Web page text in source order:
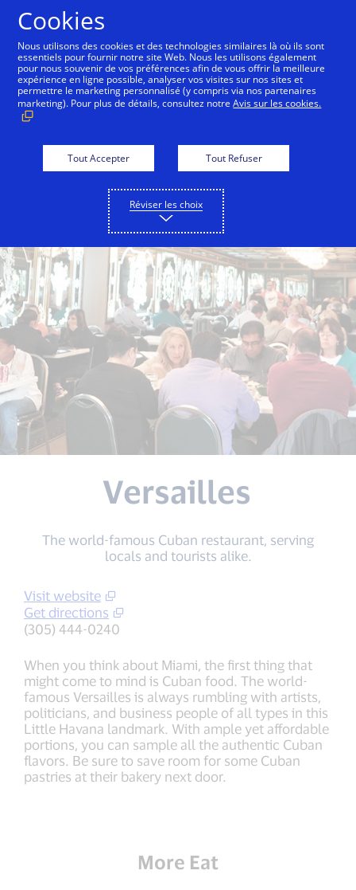
Back to City Guide Smith & Wollensky Lokal
Versailles
The world-famous Cuban restaurant, serving
locals and tourists alike.
Visit website
Get directions
(305) 444-0240
When you think about Miami, the first thing that
might come to mind is Cuban food. The world-
famous Versailles is always rumbling with artists,
politicians, and business people of all types in this
Little Havana landmark. With ample yet affordable
portions, you can sample all the authentic Cuban
flavors. Be sure to save room for some Cuban
pastries at their bakery next door.
More Eat
Cookies
Nous utilisons des cookies et des technologies similaires là où ils sont
essentiels pour fournir notre site Web. Nous les utilisons également
pour nous souvenir de vos préférences afin de vous offrir la meilleure
expérience en ligne possible, analyser vos visites sur nos sites et
permettre le marketing personnalisé (y compris via nos partenaires
marketing). Pour plus de détails, consultez notreAvis sur les cookies.
Tout Accepter Tout Refuser
Réviser les choix